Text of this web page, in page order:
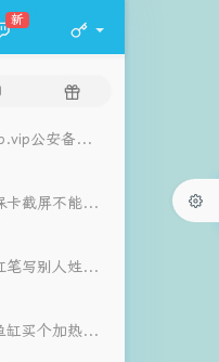
新
随
zhangbo.vip公安备案通过！
电子医保卡截屏不能刷！
不能用红笔写别人姓名，最好也不要用红笔圈别人姓名！
想着给鱼缸买个加热棒，算下电费，算了吧！